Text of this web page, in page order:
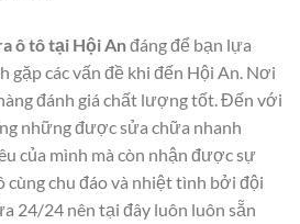
ô tô tại Hội Anđáng để bạn lựa
gặp các vấn đề khi đến Hội An. Nơi
đánh giá chất lượng tốt. Đến với
những được sửa chữa nhanh
của mình mà còn nhận được sự
cùng chu đáo và nhiệt tình bởi đội
24/24 nên tại đây luôn luôn sẵn